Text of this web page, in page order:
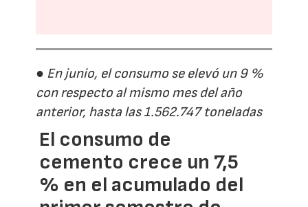
● En junio, el consumo se elevó un 9 %
con respecto al mismo mes del año
anterior, hasta las 1.562.747 toneladas
El consumo de
cemento crece un 7,5
% en el acumulado del